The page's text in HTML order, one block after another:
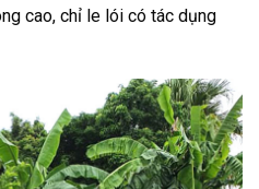
cao, chỉ le lói có tác dụng